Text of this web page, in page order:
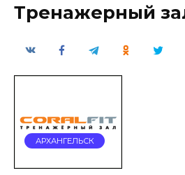
Тренажерный
АРХАНГЕЛЬСК